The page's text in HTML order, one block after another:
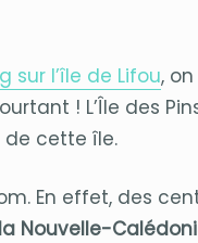
sur l’île de Lifou,
! L’Île des
cette île.
En effet, des
Nouvelle-